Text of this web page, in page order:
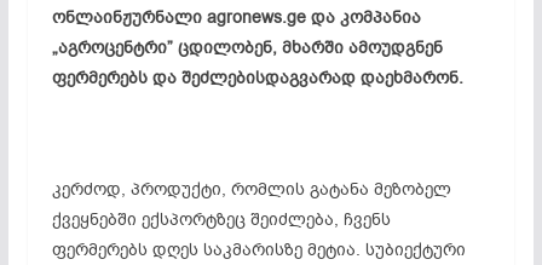
ონლაინჟურნალიagronews.ge და კომპანია
„აგროცენტრი” ცდილობენ, მხარში ამოუდგნენ
ფერმერებს და შეძლებისდაგვარად დაეხმარონ.
კერძოდ, პროდუქტი, რომლის გატანა მეზობელ
ქვეყნებში ექსპორტზეც შეიძლება, ჩვენს
ფერმერებს დღეს საკმარისზე მეტია. სუბიექტური